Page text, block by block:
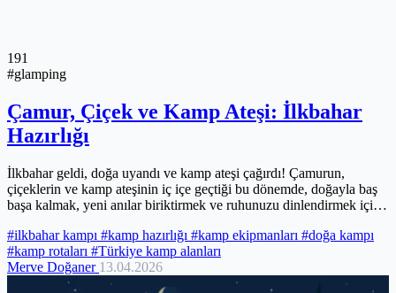
191
#glamping
Çamur, Çiçek ve Kamp Ateşi: İlkbahar
Hazırlığı
İlkbahar geldi, doğa uyandı ve kamp ateşi çağırdı! Çamurun,
çiçeklerin ve kamp ateşinin iç içe geçtiği bu dönemde, doğayla baş
başa kalmak, yeni anılar biriktirmek ve ruhunuzu dinlendirmek için
koşulları nedeniyle hazırlık gerektirir. Bu yazıda, ilkbahar kampının
büyüsünü yaşarken karşılaşabileceğiniz zorluklara karşı altın
değerinde ipuçları ve olmazsa olmazlar bulacaksınız. Hazırlıklarınızı
yapın ve doğanın kucağında unutulmaz bir maceraya atılın!
#ilkbahar kampı #kamp hazırlığı #kamp ekipmanları #doğa kampı
#kamp rotaları #Türkiye kamp alanları
Merve Doğaner 13.04.2026